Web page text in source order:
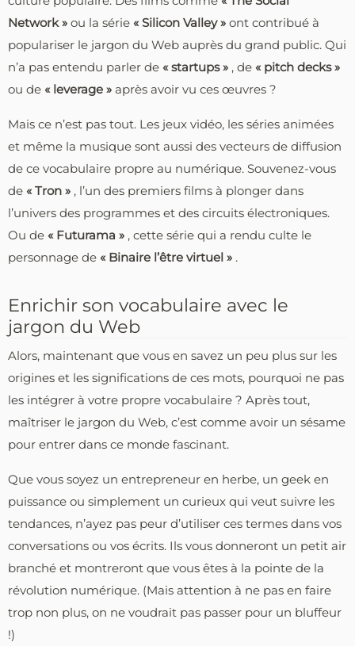
Network » ou la série « Silicon Valley » ont contribué à
populariser le jargon du Web auprès du grand public. Qui
n’a pas entendu parler de « startups » , de « pitch decks »
ou de « leverage » après avoir vu ces œuvres ?
Mais ce n’est pas tout. Les jeux vidéo, les séries animées
et même la musique sont aussi des vecteurs de diffusion
de ce vocabulaire propre au numérique. Souvenez-vous
de « Tron » , l’un des premiers films à plonger dans
l’univers des programmes et des circuits électroniques.
Ou de « Futurama » , cette série qui a rendu culte le
personnage de « Binaire l’être virtuel » .
Enrichir son vocabulaire avec le
jargon du Web
Alors, maintenant que vous en savez un peu plus sur les
origines et les significations de ces mots, pourquoi ne pas
les intégrer à votre propre vocabulaire ? Après tout,
maîtriser le jargon du Web, c’est comme avoir un sésame
pour entrer dans ce monde fascinant.
Que vous soyez un entrepreneur en herbe, un geek en
puissance ou simplement un curieux qui veut suivre les
tendances, n’ayez pas peur d’utiliser ces termes dans vos
conversations ou vos écrits. Ils vous donneront un petit air
branché et montreront que vous êtes à la pointe de la
révolution numérique. (Mais attention à ne pas en faire
trop non plus, on ne voudrait pas passer pour un bluffeur
!)